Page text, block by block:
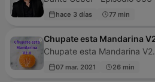
hace 3 días 77 min
Chupate esta Mandarina
Chupate esta Mandarina
07 mar. 2021 26 min